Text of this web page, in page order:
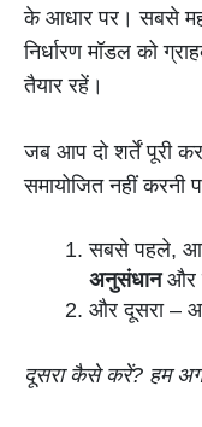
के आधार पर। सबसे
निर्धारण मॉडल को
तैयार रहें।
जब आप दो शर्तें पूरी
समायोजित नहीं करनी
सबसे पहले,
अनुसंधानऔर
और दूसरा –
दूसरा कैसे करें? हम